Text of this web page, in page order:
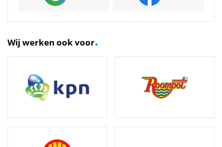
Wij werken ook voor.